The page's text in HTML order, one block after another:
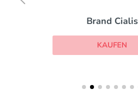
Brand Cialis
KAUFEN